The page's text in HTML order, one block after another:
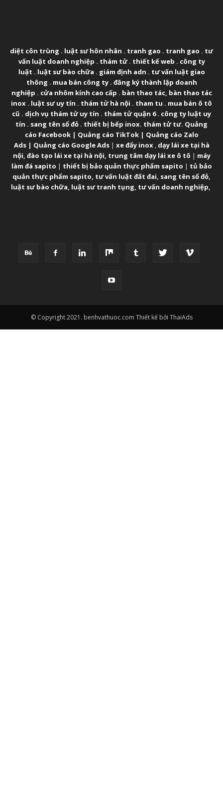
diệt côn trùng . luật sư hôn nhân . tranh gao . tranh gao . tư
vấn luật doanh nghiệp . thám tử. thiết kế web . công ty
luật . luật sư bào chữa . giám định adn . tư vấn luật giao
thông . mua bán công ty. đăng ký thành lập doanh
nghiệp . cửa nhôm kính cao cấp . bàn thao tác, bàn thao tác
inox . luật sư uy tín . thám tử hà nội . tham tu . mua bán ô tô
cũ . dịch vụ thám tử uy tín . thám tử quận 6. công ty luật uy
tín . sang tên sổ đỏ . thiết bị bếp inox. thám tử tư. Quảng
cáo Facebook| Quảng cáo TikTok| Quảng cáo Zalo
Ads| Quảng cáo Google Ads| xe đẩy inox, dạy lái xe tại hà
nội, đào tạo lái xe tại hà nội, trung tâm dạy lái xe ô tô | máy
làm đá sapito | thiết bị bảo quản thực phẩm sapito | tủ bảo
quản thực phẩm sapito, tư vấn luật đất đai, sang tên sổ đỏ,
luật sư bào chữa, luật sư tranh tụng, tư vấn doanh nghiệp,
© Copyright 2021. benhvathuoc.com Thiết kế bởi ThaiAds